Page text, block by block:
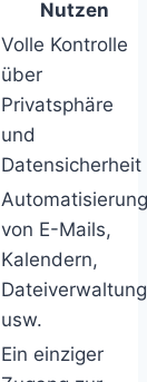
Nutzen
Volle Kontrolle
über
Privatsphäre
und
Datensicherheit
Automatisierung
von E-Mails,
Kalendern,
Dateiverwaltung
usw.
Ein einziger